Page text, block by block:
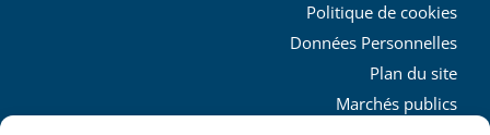
Politique de cookies
Données Personnelles
Plan du site
Marchés publics